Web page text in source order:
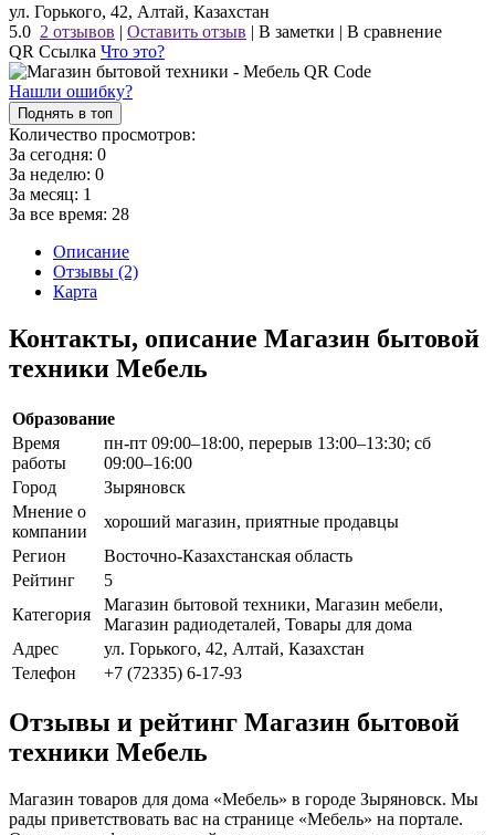
ул. Горького, 42, Алтай, Казахстан
5.0 2 отзывов | Оставить отзыв | В заметки | В сравнение
QR Ссылка Что это?
Нашли ошибку?
Поднять в топ
Количество просмотров:
За сегодня: 0
За неделю: 0
За месяц: 1
За все время: 28
Описание
Отзывы (2)
Карта
Контакты, описание Магазин бытовой
техники Мебель
Образование
Время
работы
пн-пт 09:00–18:00, перерыв 13:00–13:30; сб
09:00–16:00
Город
Зыряновск
Мнение о
компании
хороший магазин, приятные продавцы
Регион
Восточно-Казахстанская область
Рейтинг
5
Категория
Магазин бытовой техники, Магазин мебели,
Магазин радиодеталей, Товары для дома
Адрес
ул. Горького, 42, Алтай, Казахстан
Телефон
+7 (72335) 6-17-93
Отзывы и рейтинг Магазин бытовой
техники Мебель
Магазин товаров для дома «Мебель» в городе Зыряновск. Мы
рады приветствовать вас на странице «Мебель» на портале.